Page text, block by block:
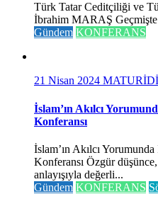
Türk Tatar Ceditçiliği ve
İbrahim MARAŞ
Gündem KONFERANS
21 Nisan 2024
İslam’ın Akılcı
Konferansı
İslam’ın Akılcı
Konferansı Özgür
anlayışıyla değerli...
Gündem KONFERANS